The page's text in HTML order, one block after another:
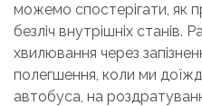
можемо спостерігати, як
безліч внутрішніх станів.
хвилювання через
полегшення, коли ми
автобуса, на